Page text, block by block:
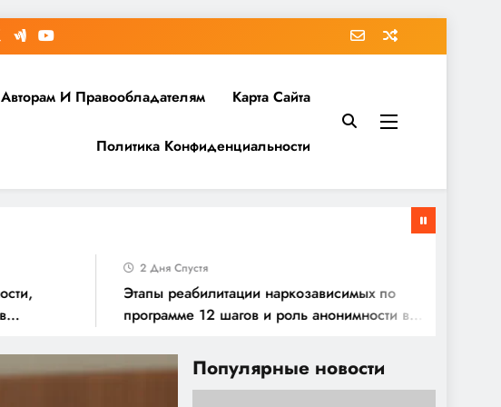
Авторам И Правообладателям Карта Сайта
Политика Конфиденциальности
2 Дня Спустя
Этапы реабилитации наркозависимых по
программе 12 шагов и роль анонимности в
Популярные новости